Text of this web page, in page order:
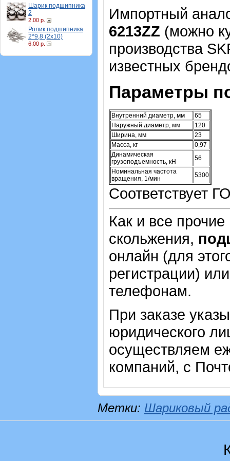
Шарик подшипника
2
2.00 р.
Ролик подшипника
2*9,8 (2х10)
6.00 р.
Импортный
6213ZZ (можно
производства
известных
Параметры
Внутренний диаметр, мм
65
Наружный диаметр, мм
120
Ширина, мм
23
Масса, кг
0,97
Динамическая
грузоподъемность, кН
56
Номинальная частота
вращения, 1/мин
5300
Соответствует
Как и все
скольжения,
онлайн (для
регистрации)
телефонам.
При заказе
юридического
осуществляем
компаний, с
Метки: Шариковый